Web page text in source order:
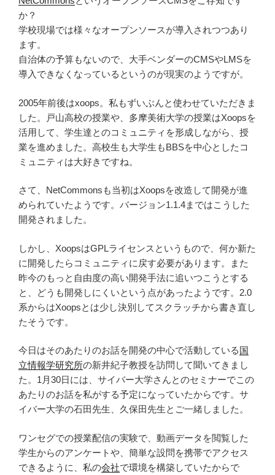
か？
学校現場では様々なオープンソースが導入されつつあり
ます。
自治体の予算もないので、大手ベンダーのCMSやLMSを
導入できなくなっているというのが現実のようですが。
2005年前後はxoops。私もずいぶんと使わせていただきま
した。戸山高校の授業や、多摩美術大学の授業はXoopsを
活用して、学生達とのコミュニティを形成しながら、授
業を進めました。高校生も大学生もBBSを中心としたコ
ミュニティは大好きですね。
さて、NetCommonsも当初はXoopsを改造して開発が進
められていたようです。バージョン1.1.4まではこうした
開発されました。
しかし、XoopsはGPLライセンスというもので、何か新た
に開発したらコミュニティに戻す必要があります。また
昨今のもっと自由度の高い開発手法に追いつこうとする
と、どうも開発しにくいという点があったようです。2.0
系からはXoopsとは少し決別してスクラッチから書き直し
たそうです。
今日はそのあたりのお話を開発の中心で活動している国
立情報学研究所の新井紀子教授を訪問して聞いてきまし
た。1月30日には、サイバー大学さんとのセミナーでこの
あたりのお話を私がする予定になっていたからです。サ
イバー大学の石田先生、久保田先生とご一緒しました。
ワンセグでの授業配信の実験で、動画データを閲覧した
学生からのアンケートや、簡単な設問を携帯でアクセス
できるように、私の会社で環境を構築していたからで